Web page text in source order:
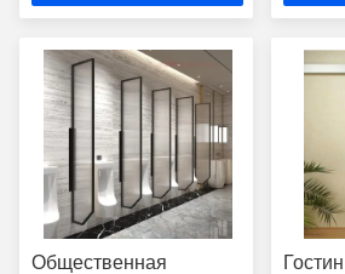
стали
Общественная